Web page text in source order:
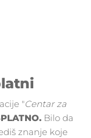
"Centar za
Bilo da
znanje koje